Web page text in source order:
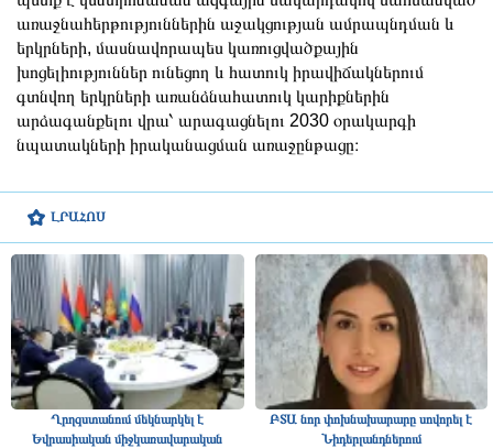
ԼՐԱՀՈՍ
Ղրղզստանում մեկնարկել է
Եվրասիական միջկառավարական
ԲՏԱ նոր փոխնախարարը սովորել է
Նիդերլանդներում
առաջնահերթություններին աջակցության ամրապնդման և
երկրների, մասնավորապես կառուցվածքային
խոցելիություններ ունեցող և հատուկ իրավիճակներում
գտնվող երկրների առանձնահատուկ կարիքներին
արձագանքելու վրա՝ արագացնելու 2030 օրակարգի
նպատակների իրականացման առաջընթացը։